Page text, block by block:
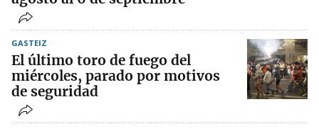
GASTEIZ
El último toro de fuego del
miércoles, parado por motivos
de seguridad